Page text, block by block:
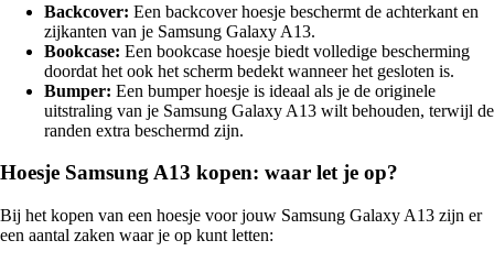
Backcover: Een backcover hoesje beschermt de achterkant en
zijkanten van je Samsung Galaxy A13.
Bookcase: Een bookcase hoesje biedt volledige bescherming
doordat het ook het scherm bedekt wanneer het gesloten is.
Bumper: Een bumper hoesje is ideaal als je de originele
uitstraling van je Samsung Galaxy A13 wilt behouden, terwijl de
randen extra beschermd zijn.
Hoesje Samsung A13 kopen: waar let je op?
Bij het kopen van een hoesje voor jouw Samsung Galaxy A13 zijn er
een aantal zaken waar je op kunt letten: